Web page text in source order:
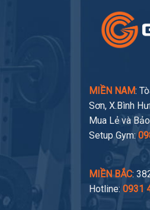
MIỀN NAM:
Sơn, X.Bình
Mua Lẻ và
Setup Gym:
MIỀN BẮC:
Hotline: 0931